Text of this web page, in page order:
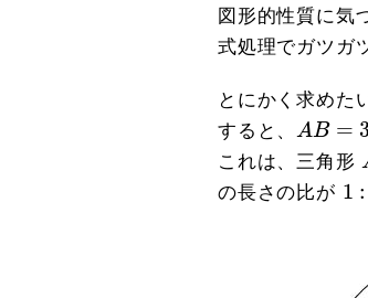
図形的性質に気
式処理でガツガ
とにかく求めた
すると、AB =
A B= x
これは、三角形
の長さの比が 1 :
1 :3